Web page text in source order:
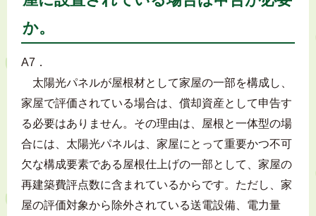
か。
A7．
太陽光パネルが屋根材として家屋の一部を構成し、
家屋で評価されている場合は、償却資産として申告す
る必要はありません。その理由は、屋根と一体型の場
合には、太陽光パネルは、家屋にとって重要かつ不可
欠な構成要素である屋根仕上げの一部として、家屋の
再建築費評点数に含まれているからです。ただし、家
屋の評価対象から除外されている送電設備、電力量